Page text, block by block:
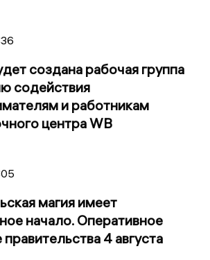
создана рабочая группа
содействия
и работникам
центра WB
магия имеет
начало. Оперативное
4 августа